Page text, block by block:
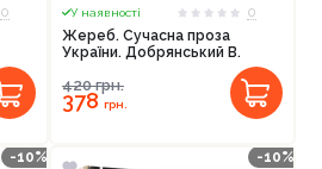
0
У наявності
0
Жереб. Сучасна проза
України. Добрянський В.
420грн.
378грн.
-10% -10%